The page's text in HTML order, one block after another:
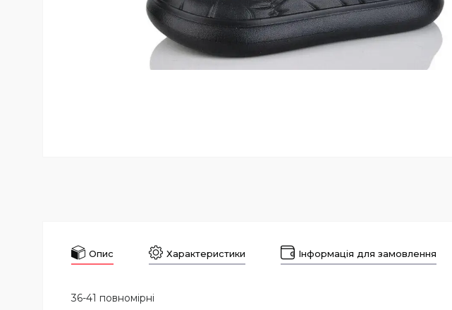
Опис Характеристики Інформація для замовлення
36-41 повномірні